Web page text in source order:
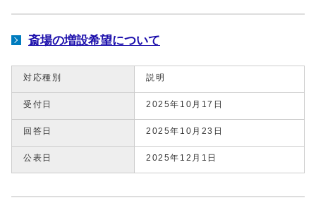
斎場の増設希望について
対応種別 説明
受付日 2025年10月17日
回答日 2025年10月23日
公表日 2025年12月1日